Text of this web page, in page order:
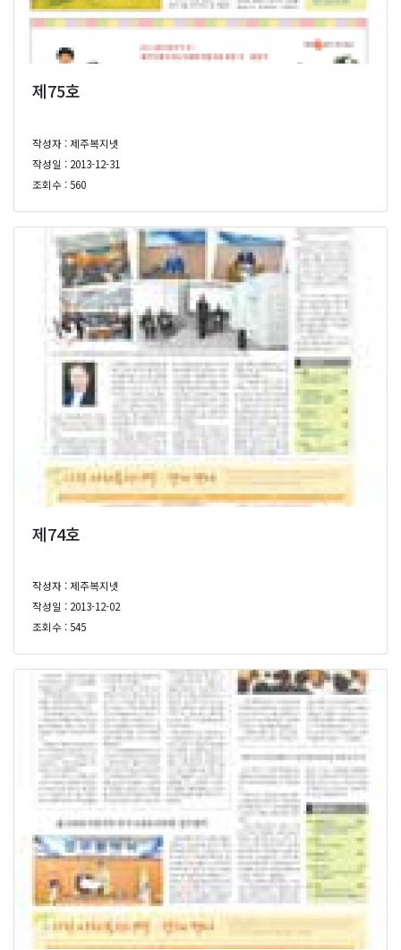
제75호
작성자 : 제주복지넷
작성일 : 2013-12-31
조회수 : 560
제74호
작성자 : 제주복지넷
작성일 : 2013-12-02
조회수 : 545